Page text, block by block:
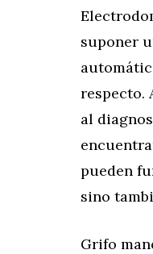
suponer
respecto.
al
pueden
sino
Grifo